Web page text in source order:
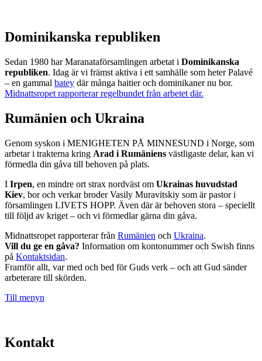
Dominikanska republiken
Sedan 1980 har Maranataförsamlingen arbetat i Dominikanska
republiken. Idag är vi främst aktiva i ett samhälle som heter Palavé
– en gammal batey där många haitier och dominikaner nu bor.
Midnattsropet rapporterar regelbundet från arbetet där.
Rumänien och Ukraina
Genom syskon i MENIGHETEN PÅ MINNESUND i Norge, som
arbetar i trakterna kring Arad i Rumäniens västligaste delar, kan vi
förmedla din gåva till behoven på plats.
I Irpen, en mindre ort strax nordväst om Ukrainas huvudstad
Kiev, bor och verkar broder Vasily Muravitskiy som är pastor i
församlingen LIVETS HOPP. Även där är behoven stora – speciellt
till följd av kriget – och vi förmedlar gärna din gåva.
Midnattsropet rapporterar från Rumänien och Ukraina.
Vill du ge en gåva? Information om kontonummer och Swish finns
på Kontaktsidan.
Framför allt, var med och bed för Guds verk – och att Gud sänder
arbeterare till skörden.
Till menyn
Kontakt